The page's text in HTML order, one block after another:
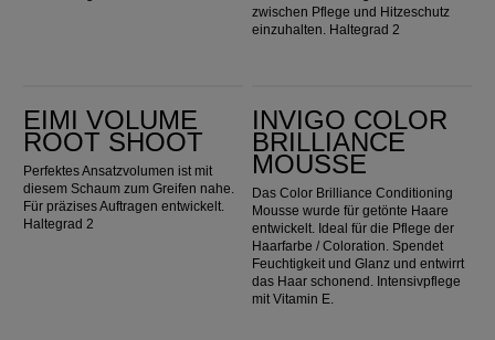
zwischen Pflege und Hitzeschutz
einzuhalten. Haltegrad 2
EIMI VOLUME
ROOT SHOOT
Perfektes Ansatzvolumen ist mit
diesem Schaum zum Greifen nahe.
Für präzises Auftragen entwickelt.
Haltegrad 2
INVIGO COLOR
BRILLIANCE
MOUSSE
Das Color Brilliance Conditioning
Mousse wurde für getönte Haare
entwickelt. Ideal für die Pflege der
Haarfarbe / Coloration. Spendet
Feuchtigkeit und Glanz und entwirrt
das Haar schonend. Intensivpflege
mit Vitamin E.